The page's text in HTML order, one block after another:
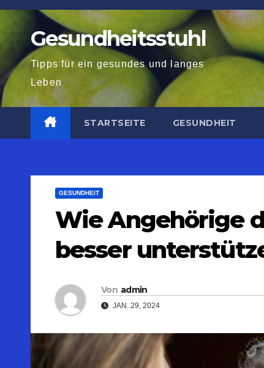
Zum
springenGesundheitsstuhl
Tipps für ein gesundes und langes
Leben
STARTSEITE GESUNDHEIT
GESUNDHEIT
Wie Angehörige
besser
Von admin
JAN. 29, 2024